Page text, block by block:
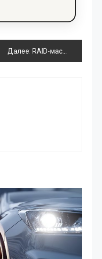
или мини-компьютер: где
Далее: RAID-массивы под угрозой: как вернуть информацию с повреждённых накопителей